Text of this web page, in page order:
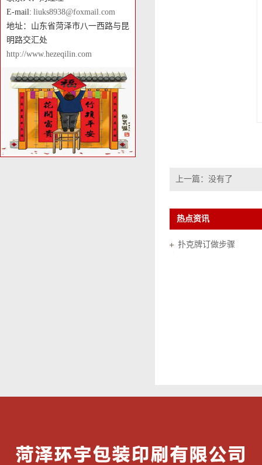
E-mail: liuks8938@foxmail.com
地址：山东省菏泽市八一西路与昆
明路交汇处
http://www.hezeqilin.com
上一篇：没有了
热点资讯
扑克牌订做步骤